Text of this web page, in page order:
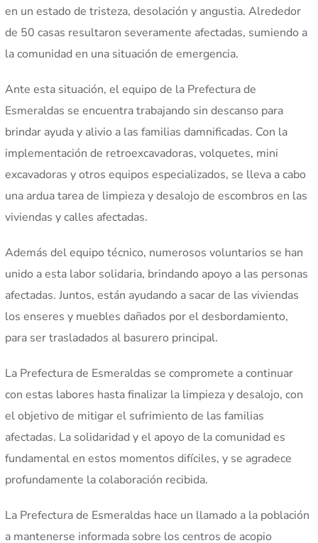
en un estado de tristeza, desolación y angustia. Alrededor
de 50 casas resultaron severamente afectadas, sumiendo a
la comunidad en una situación de emergencia.
Ante esta situación, el equipo de la Prefectura de
Esmeraldas se encuentra trabajando sin descanso para
brindar ayuda y alivio a las familias damnificadas. Con la
implementación de retroexcavadoras, volquetes, mini
excavadoras y otros equipos especializados, se lleva a cabo
una ardua tarea de limpieza y desalojo de escombros en las
viviendas y calles afectadas.
Además del equipo técnico, numerosos voluntarios se han
unido a esta labor solidaria, brindando apoyo a las personas
afectadas. Juntos, están ayudando a sacar de las viviendas
los enseres y muebles dañados por el desbordamiento,
para ser trasladados al basurero principal.
La Prefectura de Esmeraldas se compromete a continuar
con estas labores hasta finalizar la limpieza y desalojo, con
el objetivo de mitigar el sufrimiento de las familias
afectadas. La solidaridad y el apoyo de la comunidad es
fundamental en estos momentos difíciles, y se agradece
profundamente la colaboración recibida.
La Prefectura de Esmeraldas hace un llamado a la población
a mantenerse informada sobre los centros de acopio